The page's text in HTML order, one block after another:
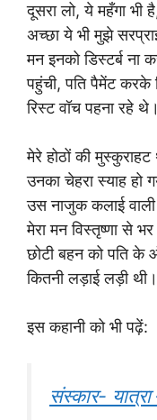
दूसरा लो, ये महँगा भी
अच्छा ये भी मुझे
मन इनको डिस्टर्ब
पहुंची, पति पैमेंट
रिस्ट वॉच पहना रहे थे।
मेरे होठों की
उनका चेहरा स्याह
उस नाजुक कलाई
मेरा मन विस्तृष्णा से
छोटी बहन को पति के
कितनी लड़ाई लड़ी थी।
इस कहानी को भी पढ़ें:
संस्कार-